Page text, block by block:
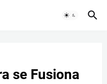
se Fusiona